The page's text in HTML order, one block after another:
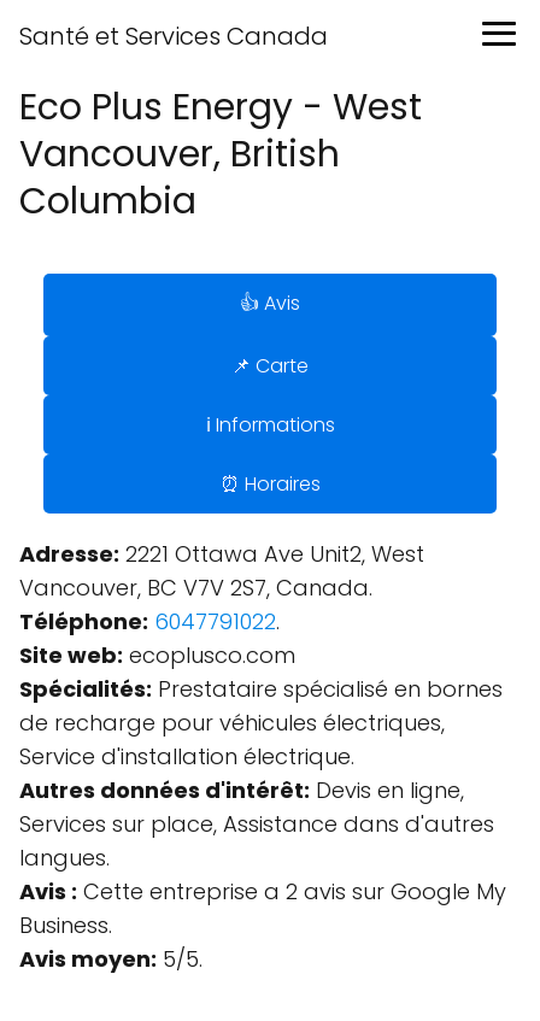
Santé et Services Canada
Eco Plus Energy - West
Vancouver, British
Columbia
👍 Avis
📌 Carte
ℹ️ Informations
⏰ Horaires
Adresse: 2221 Ottawa Ave Unit2, West
Vancouver, BC V7V 2S7, Canada.
Téléphone: 6047791022.
Site web: ecoplusco.com
Spécialités: Prestataire spécialisé en bornes
de recharge pour véhicules électriques,
Service d'installation électrique.
Autres données d'intérêt: Devis en ligne,
Services sur place, Assistance dans d'autres
langues.
Avis : Cette entreprise a 2 avis sur Google My
Business.
Avis moyen: 5/5.